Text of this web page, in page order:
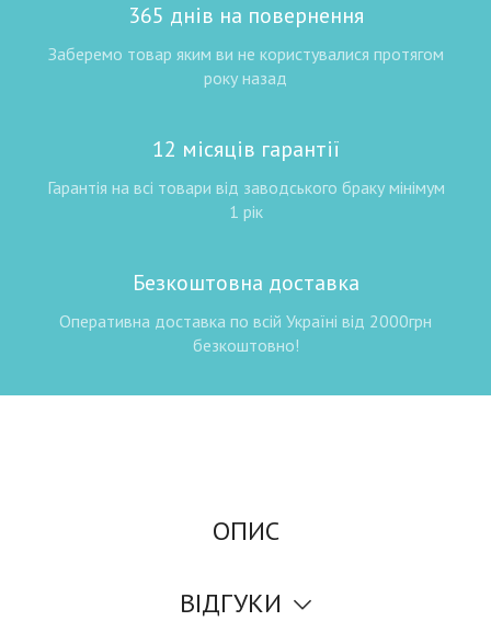
365 днів на повернення
Заберемо товар яким ви не користувалися протягом
року назад
12 місяців гарантії
Гарантія на всі товари від заводського браку мінімум
1 рік
Безкоштовна доставка
Оперативна доставка по всій Україні від 2000грн
безкоштовно!
ОПИС
ВІДГУКИ